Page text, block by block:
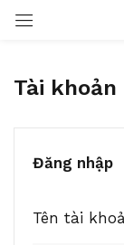
Tài khoản
Đăng nhập
Tên tàiGhi